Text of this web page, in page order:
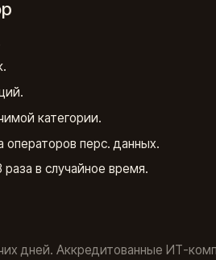
категории.
перс. данных.
раза в случайное время.
дней. Аккредитованные ИТ-